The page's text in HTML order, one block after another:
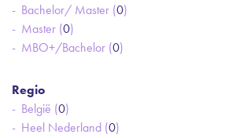
Bachelor/ Master (0)
Master (0)
MBO+/Bachelor (0)
Regio
België (0)
Heel Nederland (0)